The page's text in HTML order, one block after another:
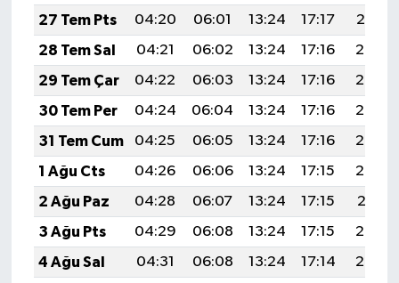
27 Tem Pts
04:20 06:01 13:24 17:17
20:37
28 Tem Sal
04:21 06:02 13:24 17:16
20:36
29 Tem Çar
04:22 06:03 13:24 17:16
20:35
30 Tem Per
04:24 06:04 13:24 17:16
20:34
31 Tem Cum
04:25 06:05 13:24 17:16
20:33
1 Ağu Cts
04:26 06:06 13:24 17:15
20:32
2 Ağu Paz
04:28 06:07 13:24 17:15
20:31
3 Ağu Pts
04:29 06:08 13:24 17:15
20:30
4 Ağu Sal
04:31 06:08 13:24 17:14
20:29